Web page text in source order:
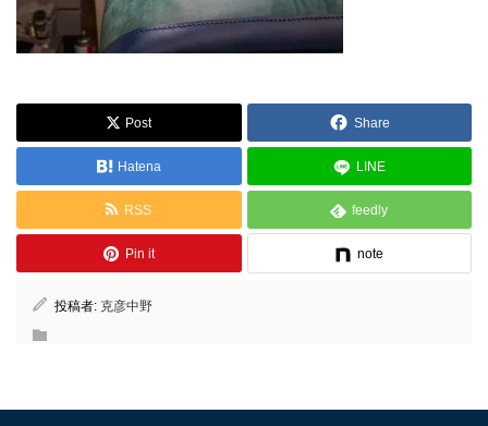
Post Share
Hatena LINE
RSS feedly
Pin it note
投稿者: 克彦中野